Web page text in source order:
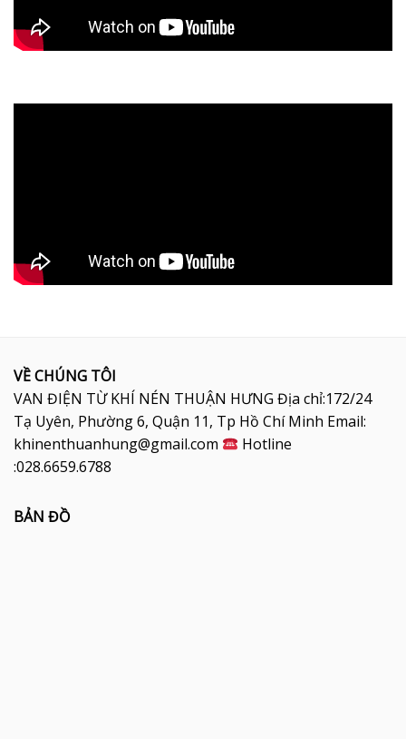
VỀ CHÚNG TÔI
VAN ĐIỆN TỪ KHÍ NÉN THUẬN HƯNG Địa chỉ:172/24
Tạ Uyên, Phường 6, Quận 11, Tp Hồ Chí Minh Email:
khinenthuanhung@gmail.com
Hotline
:028.6659.6788
BẢN ĐỒ